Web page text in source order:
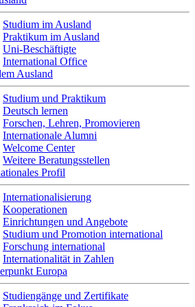
Studium im Ausland
Praktikum im Ausland
Uni-Beschäftigte
International Office
Ausland
Studium und Praktikum
Deutsch lernen
Forschen, Lehren, Promovieren
Internationale Alumni
Welcome Center
Weitere Beratungsstellen
Profil
Internationalisierung
Kooperationen
Einrichtungen und Angebote
Studium und Promotion international
Forschung international
Internationalität in Zahlen
Europa
Studiengänge und Zertifikate